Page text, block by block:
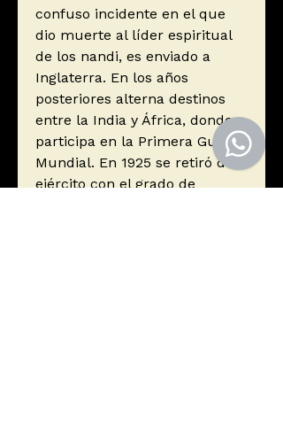
confuso incidente en el que
dio muerte al líder espiritual
de los nandi, es enviado a
Inglaterra. En los años
posteriores alterna destinos
entre la India y África, donde
participa en la Primera Guerra
Mundial. En 1925 se retiró del
ejército con el grado de